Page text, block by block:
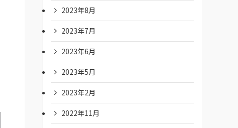
2023年8月
2023年7月
2023年6月
2023年5月
2023年2月
2022年11月